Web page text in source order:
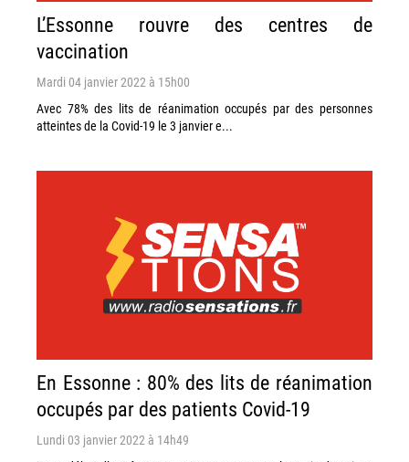
L’Essonne rouvre des centres de
vaccination
Mardi 04 janvier 2022 à 15h00
Avec 78% des lits de réanimation occupés par des personnes
atteintes de la Covid-19 le 3 janvier e...
En Essonne : 80% des lits de réanimation
occupés par des patients Covid-19
Lundi 03 janvier 2022 à 14h49